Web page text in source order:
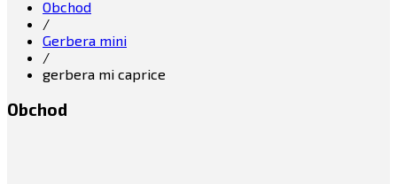
Obchod
/
Gerbera mini
/
gerbera mi caprice
Obchod